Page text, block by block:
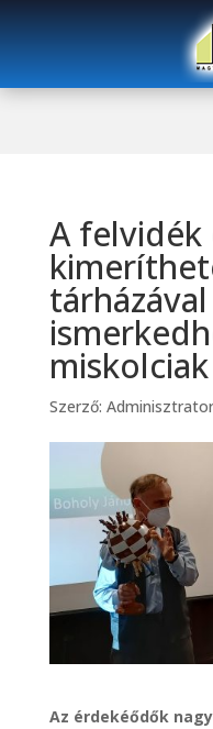
A
tárházával
miskolciak
Szerző: Adminisztrator
Az érdekéődők